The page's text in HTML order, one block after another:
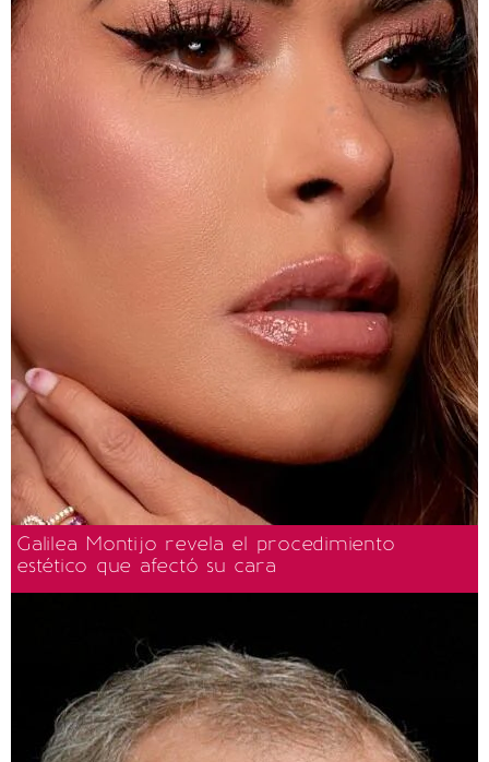
Galilea Montijo revela el procedimiento
estético que afectó su cara